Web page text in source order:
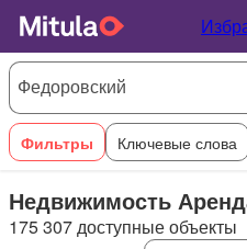
Фильтры Ключевые слова
Недвижимость
175 307 доступные объекты